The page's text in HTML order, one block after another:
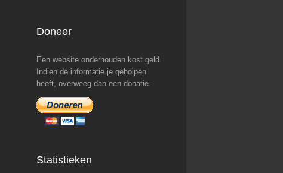
Doneer
Een website onderhouden kost geld.
Indien de informatie je geholpen
heeft, overweeg dan een donatie.
Statistieken